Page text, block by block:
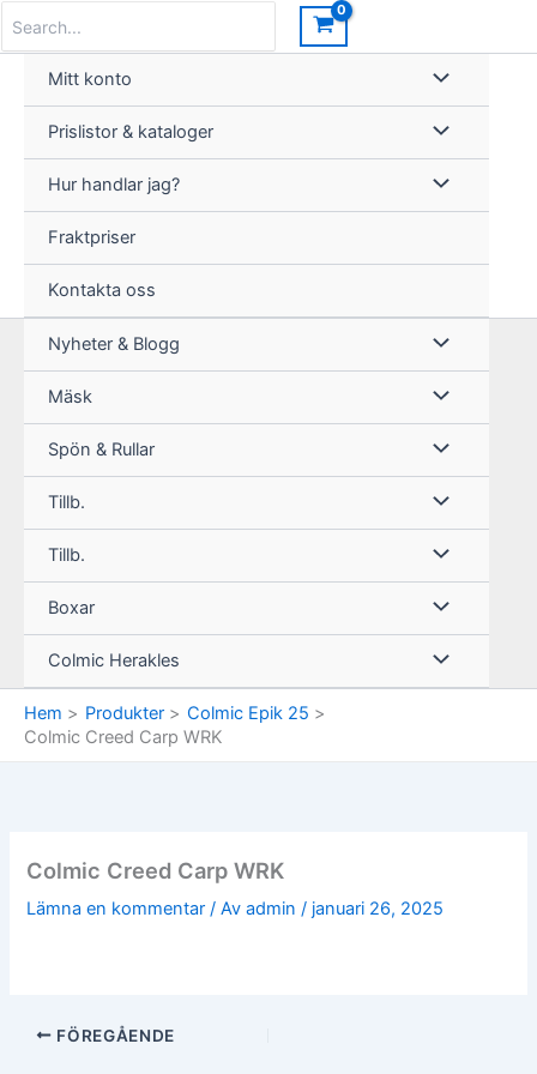
innehåll
for:
Mitt konto
Prislistor & kataloger
Hur handlar jag?
Fraktpriser
Kontakta oss
Nyheter & Blogg
Mäsk
Spön & Rullar
Tillb.
Tillb.
Boxar
Colmic Herakles
Hem Produkter
Colmic Epik 25
Colmic Creed Carp WRK
Colmic Creed Carp WRK
Lämna en kommentar / Avadmin/ januari 26, 2025
FÖREGÅENDE